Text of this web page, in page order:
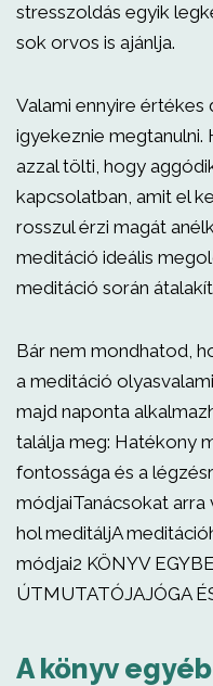
stresszoldás egyik
sok orvos is ajánlja.
Valami ennyire
igyekeznie megtanulni.
azzal tölti, hogy
kapcsolatban, amit el
rosszul érzi magát
meditáció ideális
meditáció során
Bár nem mondhatod,
a meditáció
majd naponta
találja meg: Hatékony
fontossága és a
módjaiTanácsokat
hol meditáljA
módjai2 KÖNYV
ÚTMUTATÓJAJÓGA
A könyv